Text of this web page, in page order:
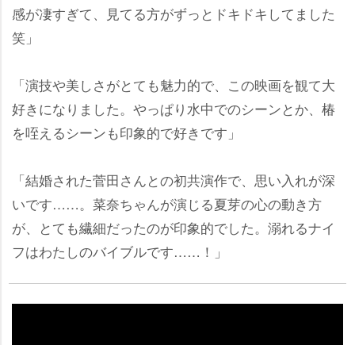
感が凄すぎて、見てる方がずっとドキドキしてました
笑」
「演技や美しさがとても魅力的で、この映画を観て大
好きになりました。やっぱり水中でのシーンとか、椿
を咥えるシーンも印象的で好きです」
「結婚された菅田さんとの初共演作で、思い入れが深
いです……。菜奈ちゃんが演じる夏芽の心の動き方
が、とても繊細だったのが印象的でした。溺れるナイ
フはわたしのバイブルです……！」